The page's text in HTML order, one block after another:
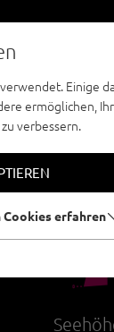
🞱
Einige
ermöglichen,
verbessern.
Cookies erfahren